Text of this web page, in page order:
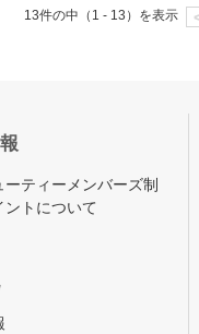
13件の中（1 - 13）を表示
ーティーメンバーズ制
ントについて